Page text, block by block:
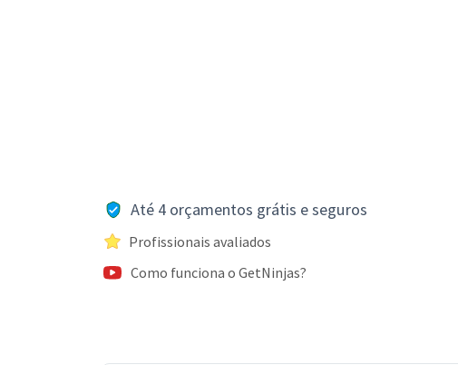
Até 4 orçamentos grátis e seguros
Profissionais avaliados
Como funciona o GetNinjas?